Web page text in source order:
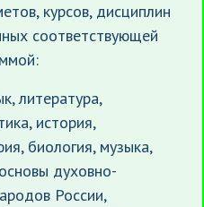
курсов, дисциплин
соответствующей
литература,
история,
биология, музыка,
духовно-
России,